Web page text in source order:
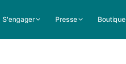
S'engager Presse Boutique